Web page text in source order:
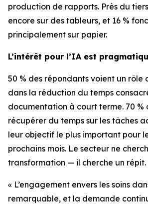
production de rapports. Près du
encore sur des tableurs, et 16 %
principalement sur papier.
L’intérêt pour l’IA est
50 % des répondants voient un rôle
dans la réduction du temps
documentation à court terme. 70 %
récupérer du temps sur les tâches
leur objectif le plus important pour
prochains mois. Le secteur ne
transformation — il cherche un répit.
« L’engagement envers les soins
remarquable, et la demande